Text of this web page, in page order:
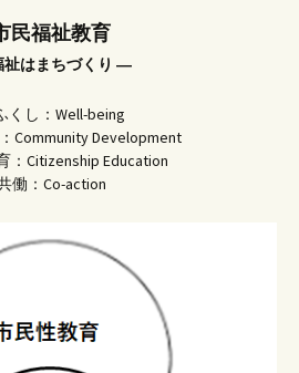
民福祉教育
はまちづくり ―
し：Well-being
Community Development
：Citizenship Education
働：Co-action